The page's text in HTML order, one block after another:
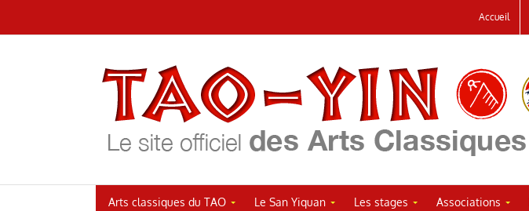
au
Accueil
Arts classiques du TAO Le San Yiquan Les stages Associations